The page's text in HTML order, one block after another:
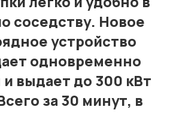
соседству. Новое
устройство
одновременно
выдает до 300 кВт
за 30 минут, в